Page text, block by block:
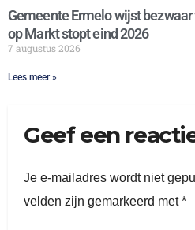
Gemeente Ermelo wijst
op Markt stopt eind 2026
7 augustus 2026
Lees meer »
Geef een
Je e-mailadres wordt niet
velden zijn gemarkeerd met*